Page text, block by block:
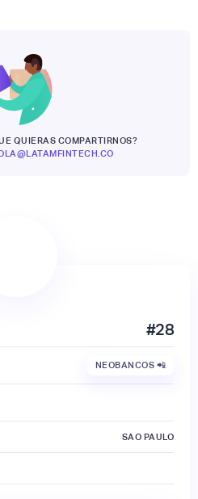
QUIERAS COMPARTIRNOS?
#28
NEOBANCOS 📲
SAO PAULO